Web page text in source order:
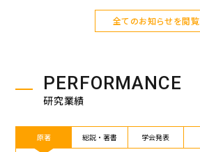
全てのお知らせを閲覧
PERFORMANCE
研究業績
原著 総説・著書 学会発表